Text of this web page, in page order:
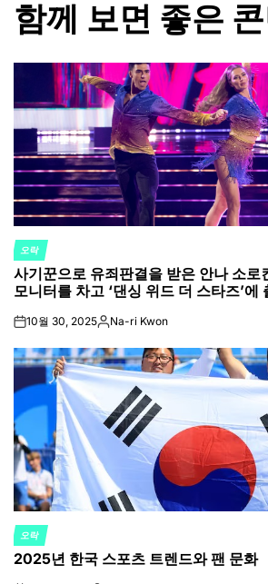
함께 보면 좋은
POSTED
IN
오락
사기꾼으로 유죄판결을 받은 안나 소로
모니터를 차고 ‘댄싱 위드 더 스타즈’에
on10월 30, 2025Posted
Na-ri Kwon
POSTED
IN
오락
2025년 한국 스포츠 트렌드와 팬 문화